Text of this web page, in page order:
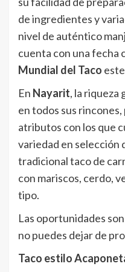
de ingredientes y
nivel de auténtico
cuenta con una fecha
Mundial del Taco
En Nayarit, la riqueza
en todos sus
atributos con los que
variedad en selección
tradicional taco de
con mariscos, cerdo,
tipo.
Las oportunidades
no puedes dejar de
Taco estilo